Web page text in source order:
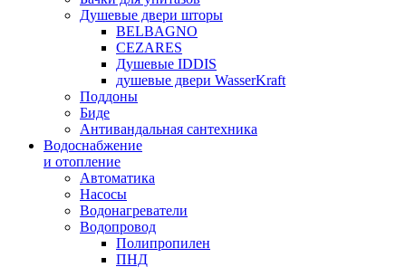
Душевые двери шторы
BELBAGNO
CEZARES
Душевые IDDIS
душевые двери WasserKraft
Поддоны
Биде
Антивандальная сантехника
Водоснабжение
и отопление
Автоматика
Насосы
Водонагреватели
Водопровод
Полипропилен
ПНД